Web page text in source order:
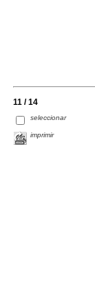
11 / 14
seleccionar
imprimir